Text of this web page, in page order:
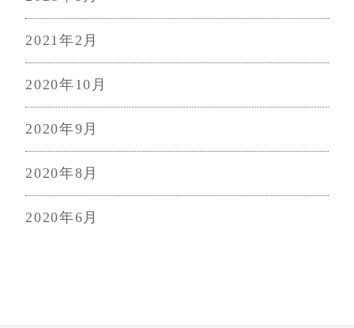
2021年2月
2020年10月
2020年9月
2020年8月
2020年6月